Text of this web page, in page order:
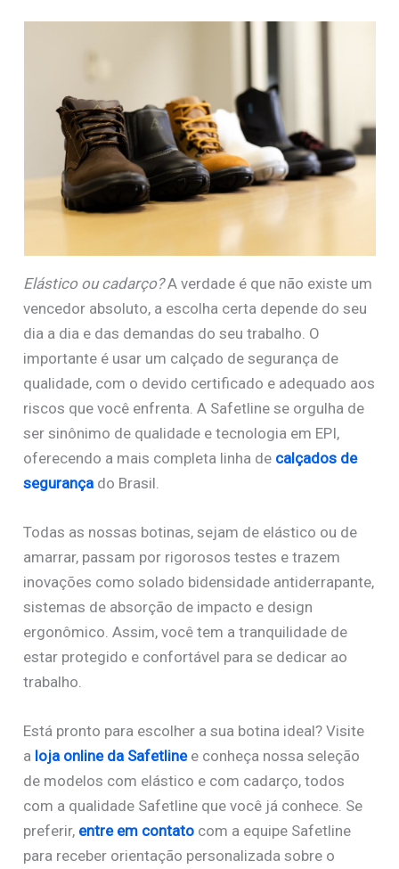
Elástico ou cadarço?A verdade é que não existe um
vencedor absoluto, a escolha certa depende do seu
dia a dia e das demandas do seu trabalho. O
importante é usar um calçado de segurança de
qualidade, com o devido certificado e adequado aos
riscos que você enfrenta. A Safetline se orgulha de
ser sinônimo de qualidade e tecnologia em EPI,
oferecendo a mais completa linha de calçados de
segurança do Brasil.
Todas as nossas botinas, sejam de elástico ou de
amarrar, passam por rigorosos testes e trazem
inovações como solado bidensidade antiderrapante,
sistemas de absorção de impacto e design
ergonômico. Assim, você tem a tranquilidade de
estar protegido e confortável para se dedicar ao
trabalho.
Está pronto para escolher a sua botina ideal? Visite
a loja online da Safetlinee conheça nossa seleção
de modelos com elástico e com cadarço, todos
com a qualidade Safetline que você já conhece. Se
preferir, entre em contato com a equipe Safetline
para receber orientação personalizada sobre o